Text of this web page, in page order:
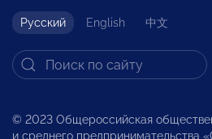
Русский English 中文
© 2023 Общероссийская
и среднего